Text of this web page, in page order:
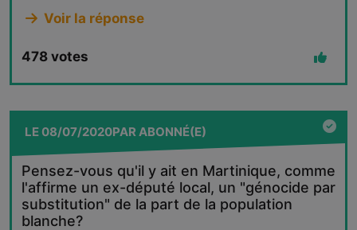
Voir la réponse
478 votes
LE08/07/2020PAR ABONNÉ(E)
Pensez-vous qu'il y ait en Martinique, comme
l'affirme un ex-député local, un "génocide par
substitution" de la part de la population
blanche?